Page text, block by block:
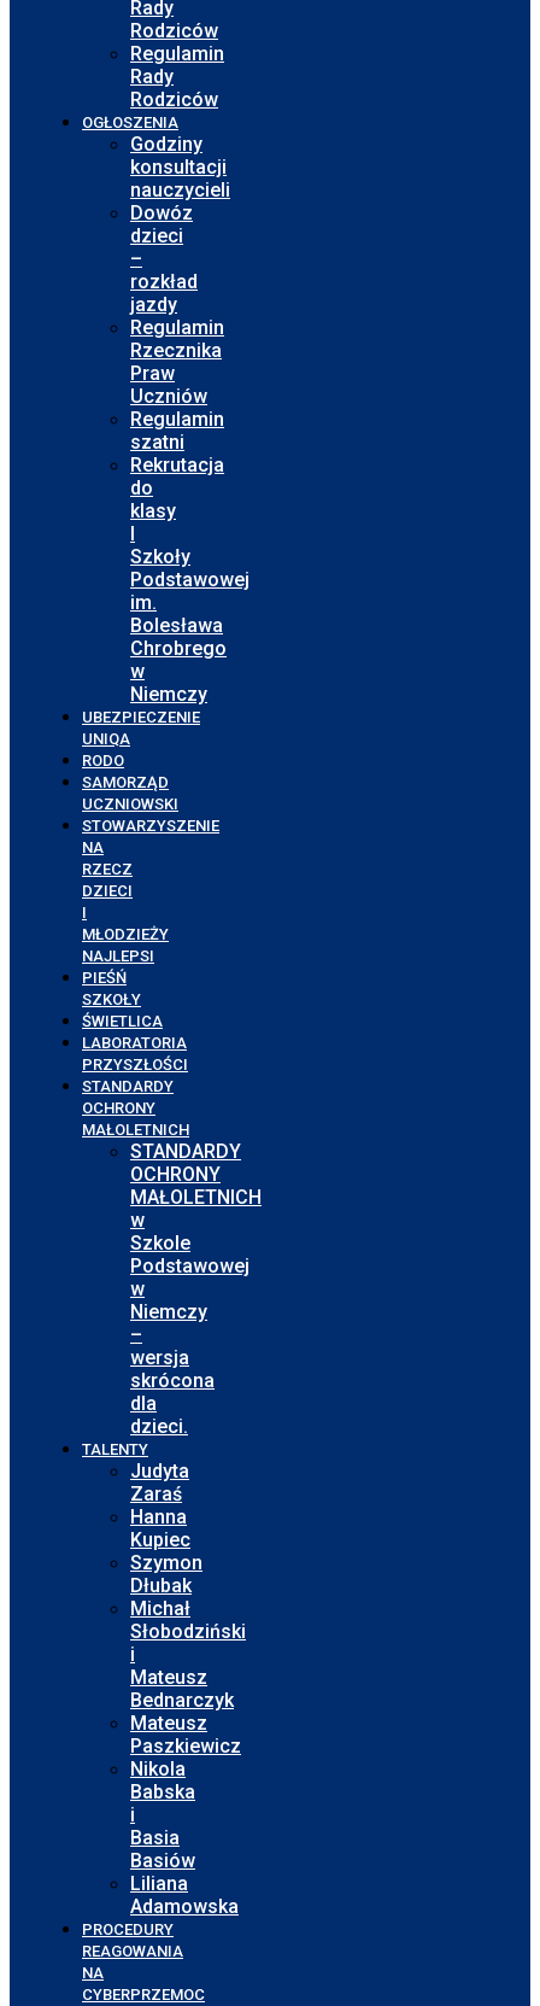
Rady
Rodziców
Regulamin
Rady
Rodziców
OGŁOSZENIA
Godziny
konsultacji
nauczycieli
Dowóz
dzieci
–
rozkład
jazdy
Regulamin
Rzecznika
Praw
Uczniów
Regulamin
szatni
Rekrutacja
do
klasy
I
Szkoły
Podstawowej
im.
Bolesława
Chrobrego
w
Niemczy
UBEZPIECZENIE
UNIQA
RODO
SAMORZĄD
UCZNIOWSKI
STOWARZYSZENIE
NA
RZECZ
DZIECI
I
MŁODZIEŻY
NAJLEPSI
PIEŚŃ
SZKOŁY
ŚWIETLICA
LABORATORIA
PRZYSZŁOŚCI
STANDARDY
OCHRONY
MAŁOLETNICH
STANDARDY
OCHRONY
MAŁOLETNICH
w
Szkole
Podstawowej
w
Niemczy
–
wersja
skrócona
dla
dzieci.
TALENTY
Judyta
Zaraś
Hanna
Kupiec
Szymon
Dłubak
Michał
Słobodziński
i
Mateusz
Bednarczyk
Mateusz
Paszkiewicz
Nikola
Babska
i
Basia
Basiów
Liliana
Adamowska
PROCEDURY
REAGOWANIA
NA
CYBERPRZEMOC